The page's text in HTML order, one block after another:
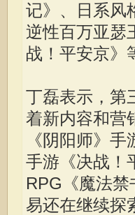
记》、日系风
逆性百万亚
战！平安京》
丁磊表示，第
着新内容和营
《阴阳师》
手游《决战！
RPG《魔法
易还在继续探